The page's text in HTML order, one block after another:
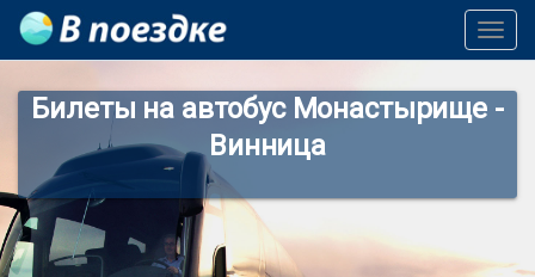
Билеты на автобус Монастырище -
Винница